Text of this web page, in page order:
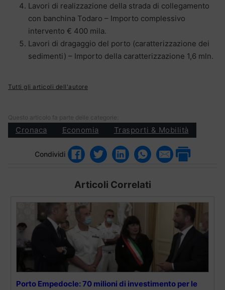
Lavori di realizzazione della strada di collegamento
con banchina Todaro – Importo complessivo
intervento € 400 mila.
Lavori di dragaggio del porto (caratterizzazione dei
sedimenti) – Importo della caratterizzazione 1,6 mln.
Tutti gli articoli dell'autore
Questo articolo fa parte delle categorie:
Cronaca Economia Trasporti & Mobilità
Condividi
Articoli Correlati
Porto Empedocle: 70 milioni di investimento per le